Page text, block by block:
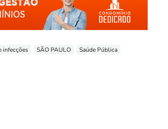
infecções SÃO PAULO
Saúde Pública